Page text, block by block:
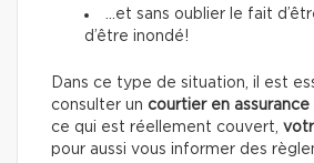
…et sans oublier le fait
d’être inondé!
Dans ce type de situation, il est
consulter un courtier en assurance
ce qui est réellement couvert,
pour aussi vous informer des